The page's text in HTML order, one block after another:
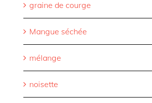
graine de courge
Mangue séchée
mélange
noisette